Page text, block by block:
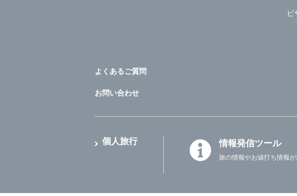
ビ
よくあるご質問
お問い合わせ
個人旅行 情報発信ツール
旅の情報やお値打ち情報が